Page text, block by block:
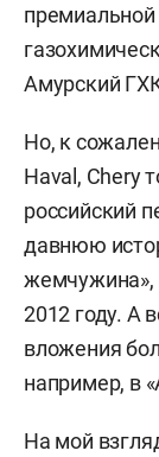
Амурский
Но, к
Haval, Chery
российский
давнюю
жемчужина»,
2012 году. А
вложения
например, в
На мой